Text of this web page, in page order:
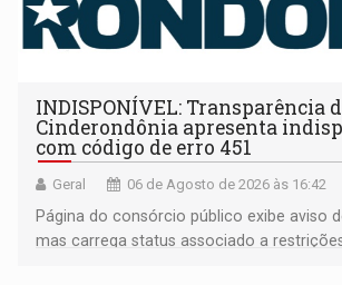
INDISPONÍVEL: Transparência
Cinderondônia apresenta
com código de erro 451
Geral 06 de Agosto de 2026 às 16:42
Página do consórcio público exibe aviso
mas carrega status associado a